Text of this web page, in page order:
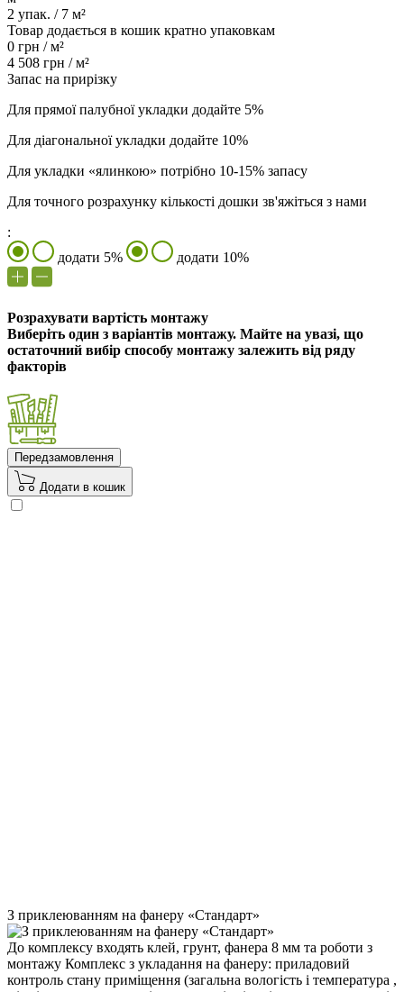
2 упак. / 7 м²
Товар додається в кошик кратно упаковкам
0 грн /м²
4 508 грн /м²
Запас на прирізку
Для прямої палубної укладки додайте 5%
Для діагональної укладки додайте 10%
Для укладки «ялинкою» потрібно 10-15% запасу
Для точного розрахунку кількості дошки зв'яжіться з нами
:
додати 5%
додати 10%
Розрахувати вартість монтажу
Виберіть один з варіантів монтажу. Майте на увазі, що
остаточний вибір способу монтажу залежить від ряду
факторів
Передзамовлення
Додати в кошик
З приклеюванням на фанеру «Стандарт»
До комплексу входять клей, грунт, фанера 8 мм та роботи з
монтажу Комплекс з укладання на фанеру: приладовий
контроль стану приміщення (загальна вологість і температура ,